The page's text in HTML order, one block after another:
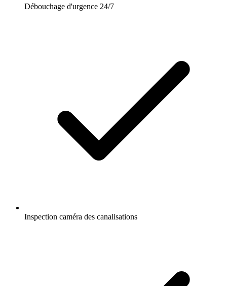
Débouchage d'urgence 24/7
Inspection caméra des canalisations